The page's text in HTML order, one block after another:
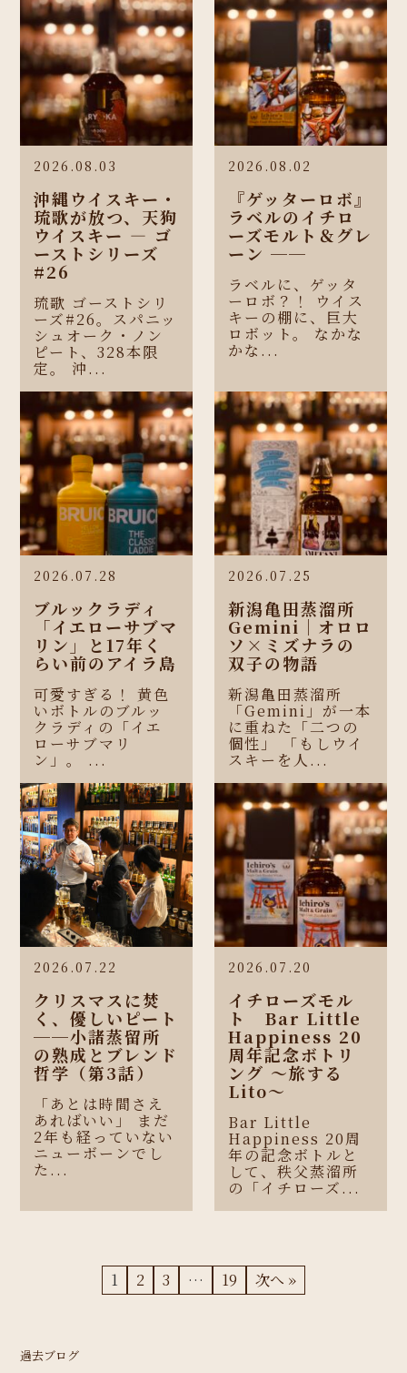
2026.08.03
沖縄ウイスキー・
琉歌が放つ、天狗
ウイスキー ― ゴ
ーストシリーズ
#26
琉歌 ゴーストシリ
ーズ#26。スパニッ
シュオーク・ノン
ピート、328本限
定。 沖...
2026.08.02
『ゲッターロボ』
ラベルのイチロ
ーズモルト＆グレ
ーン ──
ラベルに、ゲッタ
ーロボ？！ ウイス
キーの棚に、巨大
ロボット。 なかな
かな...
2026.07.28
ブルックラディ
「イエローサブマ
リン」と17年く
らい前のアイラ島
可愛すぎる！ 黄色
いボトルのブルッ
クラディの「イエ
ローサブマリ
ン」。 ...
2026.07.25
新潟亀田蒸溜所
Gemini｜オロロ
ソ×ミズナラの
双子の物語
新潟亀田蒸溜所
「Gemini」が一本
に重ねた「二つの
個性」 「もしウイ
スキーを人...
2026.07.22
クリスマスに焚
く、優しいピート
──小諸蒸留所
の熟成とブレンド
哲学（第3話）
「あとは時間さえ
あればいい」 まだ
2年も経っていない
ニューボーンでし
た...
2026.07.20
イチローズモル
ト Bar Little
Happiness 20
周年記念ボトリ
ング 〜旅する
Lito〜
Bar Little
Happiness 20周
年の記念ボトルと
して、秩父蒸溜所
の「イチローズ...
1 2 3 … 19 次へ »
過去ブログ